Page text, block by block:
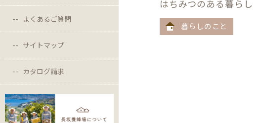
よくあるご質問
サイトマップ
カタログ請求
はちみつのある暮らし
暮らしのこと